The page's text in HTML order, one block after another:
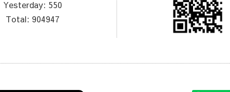
Yesterday: 550
Total: 904947